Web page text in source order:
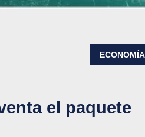
ECONOMÍA
el paquete